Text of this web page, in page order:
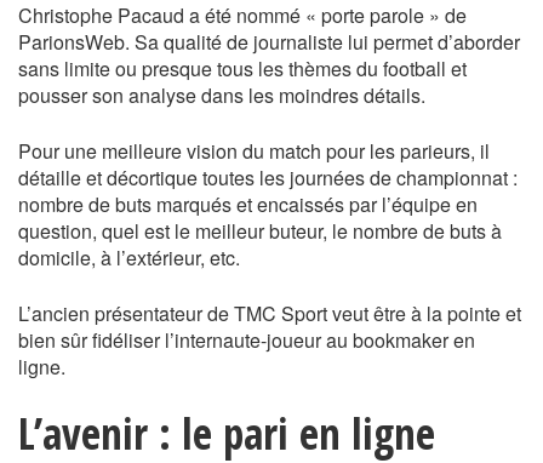
Christophe Pacaud a été nommé « porte parole » de
ParionsWeb. Sa qualité de journaliste lui permet d’aborder
sans limite ou presque tous les thèmes du football et
pousser son analyse dans les moindres détails.
Pour une meilleure vision du match pour les parieurs, il
détaille et décortique toutes les journées de championnat :
nombre de buts marqués et encaissés par l’équipe en
question, quel est le meilleur buteur, le nombre de buts à
domicile, à l’extérieur, etc.
L’ancien présentateur de TMC Sport veut être à la pointe et
bien sûr fidéliser l’internaute-joueur au bookmaker en
ligne.
L’avenir : le pari en ligne